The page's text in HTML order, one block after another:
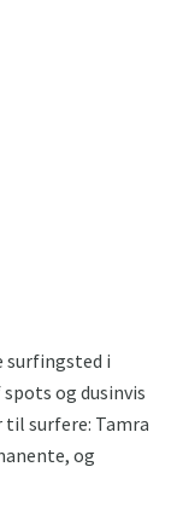
surfingsted i
og dusinvis
til surfere: Tamra
og